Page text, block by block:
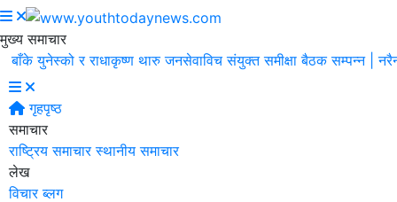
मुख्य समाचार
युनेस्को र राधाकृष्ण थारु जनसेवाविच संयुक्त समीक्षा बैठक सम्पन्न |नरैनापुर
गृहपृष्ठ
समाचार
राष्ट्रिय समाचार स्थानीय समाचार
लेख
विचार ब्लग